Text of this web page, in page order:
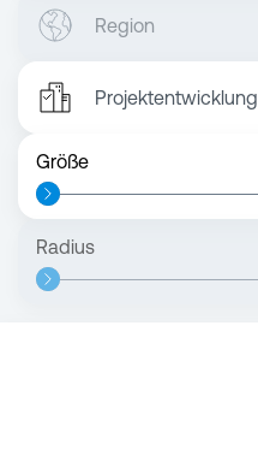
Region
Projektentwicklung
Größe
Radius